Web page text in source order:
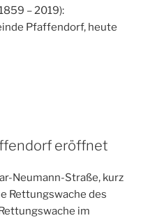
– 2019):
Pfaffendorf, heute
eröffnet
Neumann-Straße, kurz
Rettungswache des
im